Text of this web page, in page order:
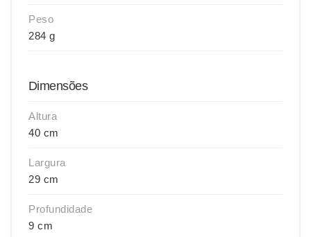
Peso
284 g
Dimensões
Altura
40 cm
Largura
29 cm
Profundidade
9 cm